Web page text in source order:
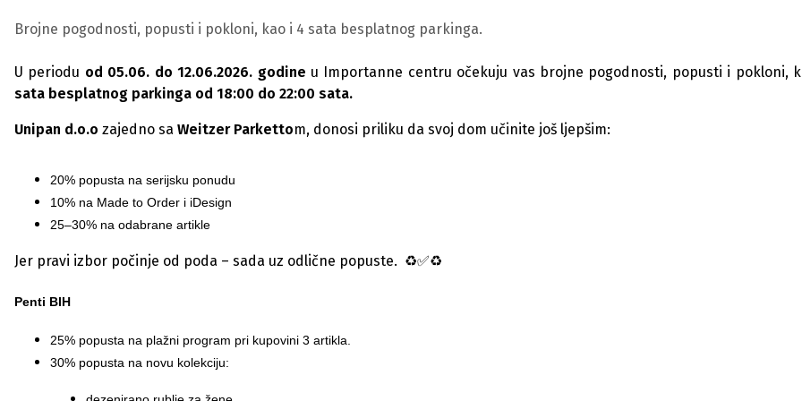
Brojne pogodnosti, popusti i pokloni, kao i 4 sata besplatnog parkinga.
U periodu od 05.06. do 12.06.2026. godine u Importanne centru očekuju vas brojne pogodnosti, popusti i pokloni,
sata besplatnog parkinga od 18:00 do 22:00 sata.
Unipan d.o.o zajedno sa Weitzer Parkettom, donosi priliku da svoj dom učinite još ljepšim:
20% popusta na serijsku ponudu
10% na Made to Order i iDesign
25–30% na odabrane artikle
Jer pravi izbor počinje od poda – sada uz odlične popuste. ♻️✅️♻️
Penti BIH
25% popusta na plažni program pri kupovini 3 artikla.
30% popusta na novu kolekciju: